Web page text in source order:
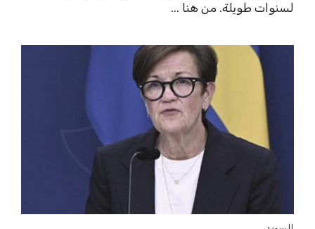
لسنوات طويلة. من هنا ...